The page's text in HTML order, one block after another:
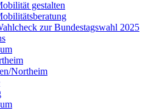
gestalten
zur Bundestagswahl 2025
Northeim